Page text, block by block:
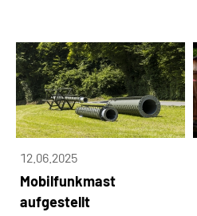
12.06.2025
Mobilfunkmast
aufgestellt